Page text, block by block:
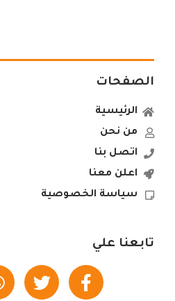
الصفحات
الرئيسية
من نحن
اتصل بنا
اعلن معنا
سياسة الخصوصية
تابعنا علي